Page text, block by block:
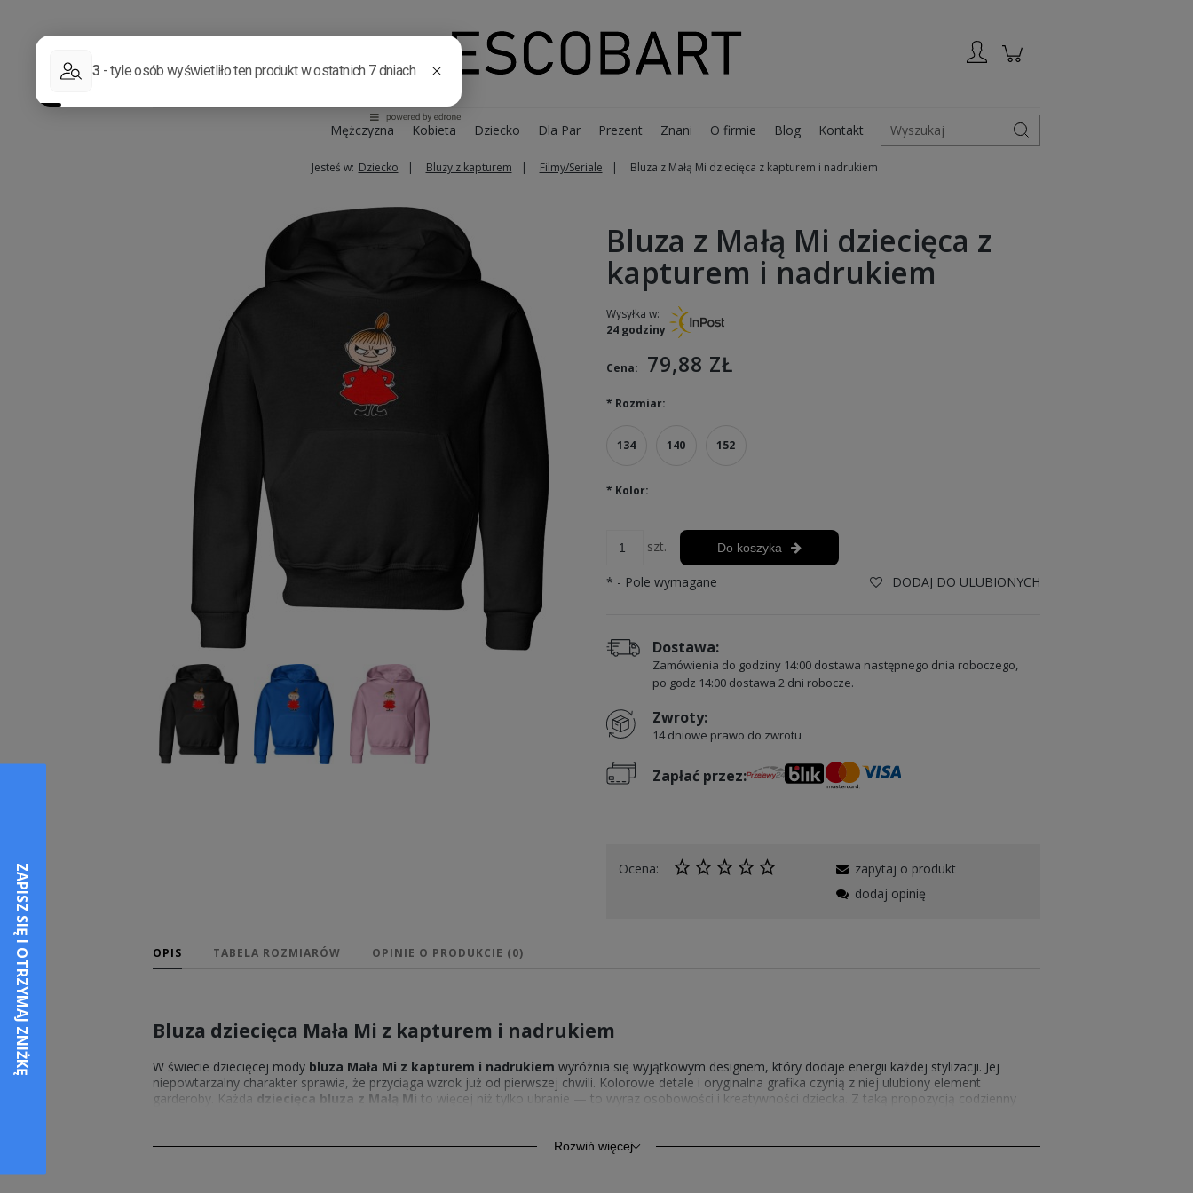
Mężczyzna Kobieta Dziecko Dla Par Prezent Znani O firmie Blog Kontakt Wyszukaj
Jesteś w: Dziecko Bluzy z kapturem Filmy/Seriale Bluza z Małą Mi dziecięca z kapturem i nadrukiem
Bluza z Małą Mi dziecięca z
kapturem i nadrukiem
Wysyłka w:
24 godziny
Cena: 79,88 ZŁ
* Rozmiar:
134 140 152
* Kolor:
szt. Do koszyka
DODAJ DO ULUBIONYCH
* - Pole wymagane
Dostawa:
Zamówienia do godziny 14:00 dostawa następnego dnia roboczego,
po godz 14:00 dostawa 2 dni robocze.
Zwroty:
14 dniowe prawo do zwrotu
Zapłać przez:
Ocena:
zapytaj o produkt
dodaj opinię
OPIS TABELA ROZMIARÓW OPINIE O PRODUKCIE (0)
Bluza dziecięca Mała Mi z kapturem i nadrukiem
W świecie dziecięcej mody bluza Mała Mi z kapturem i nadrukiem wyróżnia się wyjątkowym designem, który dodaje energii każdej stylizacji. Jej
niepowtarzalny charakter sprawia, że przyciąga wzrok już od pierwszej chwili. Kolorowe detale i oryginalna grafika czynią z niej ulubiony element
garderoby. Każda dziecięca bluza z Małą Mi to więcej niż tylko ubranie — to wyraz osobowości i kreatywności dziecka. Z taką propozycją codzienny
Rozwiń więcej